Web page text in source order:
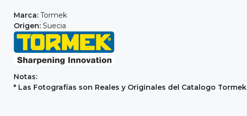
Marca: Tormek
Origen: Suecia
Notas:
* Las Fotografías son Reales y Originales del Catalogo Tormek